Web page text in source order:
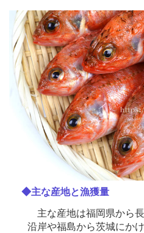
◆主な産地と漁獲量
主な産地は福岡県から
沿岸や福島から茨城にか